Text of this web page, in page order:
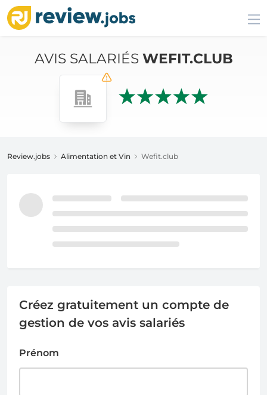
AVIS SALARIÉS WEFIT.CLUB
Review.jobs Alimentation et Vin Wefit.club
Créez gratuitement un compte de
gestion de vos avis salariés
Prénom